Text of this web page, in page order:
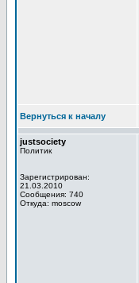
Вернуться к началу
justsociety
Политик
Зарегистрирован:
21.03.2010
Сообщения: 740
Откуда: moscow